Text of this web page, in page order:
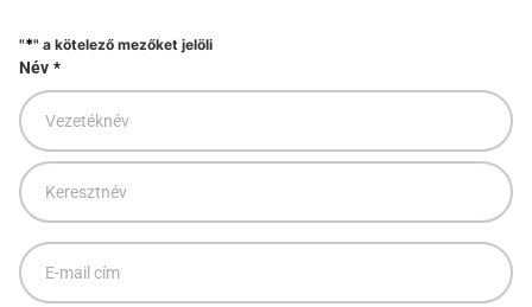
"*" a kötelező mezőket jelöli
Név *